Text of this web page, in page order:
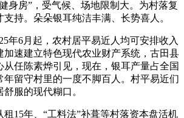
身房”，受气候、场地限制大。为村落复
持。朵朵银耳纯洁丰满、长势喜人。
6月起，农村居平易近人均可安排收入
加速建立特色现代农业财产系统，古田县
从任陈素烨引见，现在，银耳产量占全国
年留守村里的一度不脚百人。村平易近们
服的现代糊口。
年、“工料法”补葺等村落资本盘活机